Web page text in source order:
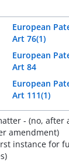
European
Art 76(1)
European
Art 84
European
Art 111(1)
- (no, after
amendment)
instance for